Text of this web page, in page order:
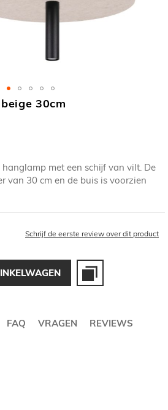
30cm
met een schijf van vilt. De
van 30 cm en de buis is voorzien
Schrijf de eerste review over dit product
FAQ VRAGEN REVIEWS